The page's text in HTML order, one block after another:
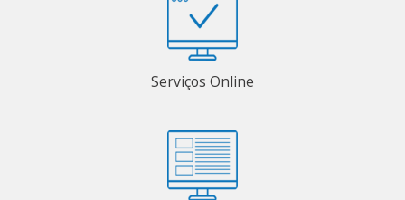
Serviços Online